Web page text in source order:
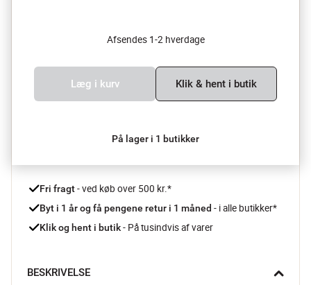
Afsendes 1-2 hverdage
Læg i kurv Klik & hent i butik
På lager i 1 butikker
Fri fragt - ved køb over 500 kr.*
Byt i 1 år og få pengene retur i 1 måned - i alle butikker*
Klik og hent i butik - På tusindvis af varer
BESKRIVELSE